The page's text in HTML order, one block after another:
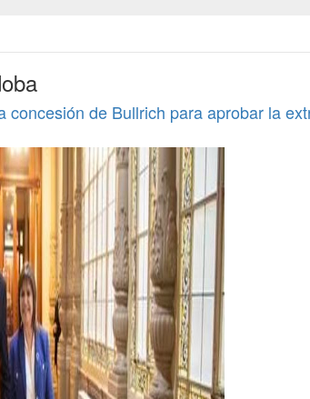
concesión de Bullrich para aprobar la